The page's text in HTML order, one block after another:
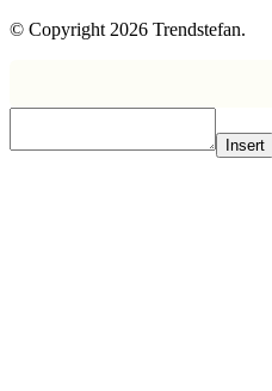
© Copyright 2026 Trendstefan.
Insert